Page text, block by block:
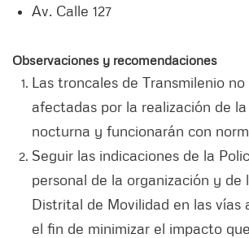
Av. Calle 127
Observaciones y recomendaciones
Las troncales de Transmilenio no
afectadas por la realización de
nocturna y funcionarán con
Seguir las indicaciones de la
personal de la organización y de
Distrital de Movilidad en las vías
el fin de minimizar el impacto